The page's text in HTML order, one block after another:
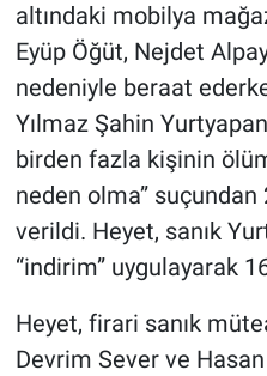
altındaki mobilya
Eyüp Öğüt, Nejdet
nedeniyle beraat
Yılmaz Şahin
birden fazla kişinin
neden olma” suçundan
verildi. Heyet, sanık
“indirim” uygulayarak
Heyet, firari sanık
Devrim Sever ve